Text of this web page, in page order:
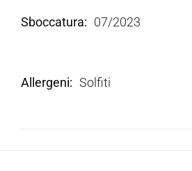
Sboccatura 07/2023
Allergeni Solfiti